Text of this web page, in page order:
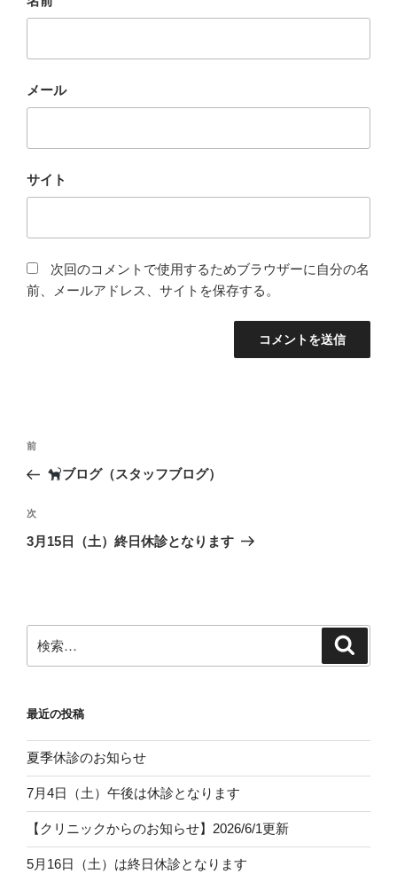
メール
サイト
次回のコメントで使用するためブラウザーに自分の名
前、メールアドレス、サイトを保存する。
投
ナ
ビ
ゲ
ン
前
の
稿
前
ブログ（スタッフブログ）
次
の
次
3月15日（土）終日休診となります
索:
最近の投稿
夏季休診のお知らせ
7月4日（土）午後は休診となります
【クリニックからのお知らせ】2026/6/1更新
5月16日（土）は終日休診となります